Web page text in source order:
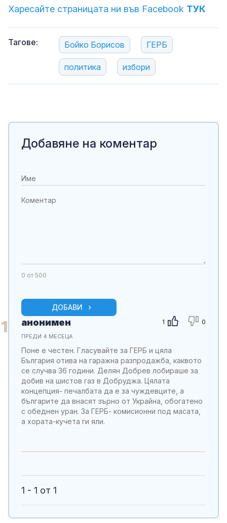
Харесайте страницата ни във Facebook ТУК
Тагове: Бойко Борисов ГЕРБ
политика избори
Добавяне на коментар
0 от 500
ДОБАВИ
1 1 0
анонимен
ПРЕДИ 4 МЕСЕЦА
Поне е честен. Гласувайте за ГЕРБ и цяла
България отива на гаражна разпродажба, каквото
се случва 36 години. Делян Добрев лобираше за
добив на шистов газ в Добруджа. Цялата
концепция- печалбата да е за чуждевците, а
българите да внасят зърно от Украйна, обогатено
с обеднен уран. За ГЕРБ- комисионни под масата,
а хората-кучета ги яли.
1 - 1 от 1